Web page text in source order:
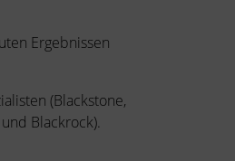
Ergebnissen
(Blackstone,
Blackrock).